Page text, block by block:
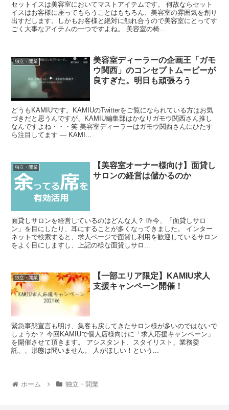
セットイスは美容室においてマストアイテムです。 何故ならセット
イスはお客様に座ってもらうことはもちろん、美容室の雰囲気を創り
出すだします。しかもお客様と絶対に触れ合うので美容室にとってす
ごく大事なアイテムの一つですよね。 美容室の椅...
独立・開業
美容室ディーラーの企画王「ガモ
ウ関西」のコンセプトムービーが
良すぎた。明日も頑張ろう
どうもKAMIUです。KAMIUのTwitterをご覧になられている方はお気
づきだと思うんですが、KAMIU編集部はかなりガモウ関西さん推し
なんですよね・・・笑 美容室ディーラーはガモウ関西さんにひたす
ら注目してます — KAMI...
独立・開業
【美容室オーナー様向け】面貸し
サロンの経営は儲かるのか
面貸しサロンを経営しているのはどんな人？ 昨今、「面貸しサロ
ン」を目にしたり、耳にすることが多くなってきました。 インター
ネットで検索すると、求人ページで面貸し利用を歓迎しているサロン
をよく目にしますし、上記の様な面貸しサロ...
独立・開業
【一部エリア限定】KAMIU求人
支援キャンペーン開催！
緊急事態宣言も明け、集客も戻してきたサロン様が多いのではないで
しょうか？ 今回KAMIUで個人店様向けに「求人応援キャンペーン」
を開催させて頂きます。 アシスタント、スタイリスト、業務委
託、、形態は問いません。 人がほしい！という...
ホーム 独立・開業